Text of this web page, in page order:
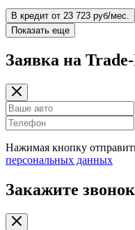
В кредит от 23 723 руб/мес.
Показать еще
Заявка на
Нажимая кнопку
персональных данных
Закажите звонок